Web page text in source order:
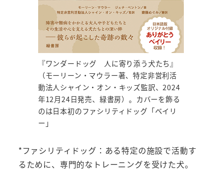
『ワンダードッグ 人に寄り添う犬たち』
（モーリーン・マウラー著、特定非営利活
動法人シャイン・オン・キッズ監訳、2024
年12月24日発売、緑書房）。カバーを飾る
のは日本初のファシリティドッグ「ベイリ
ー」
*ファシリティドッグ：ある特定の施設で活動す
るために、専門的なトレーニングを受けた犬。